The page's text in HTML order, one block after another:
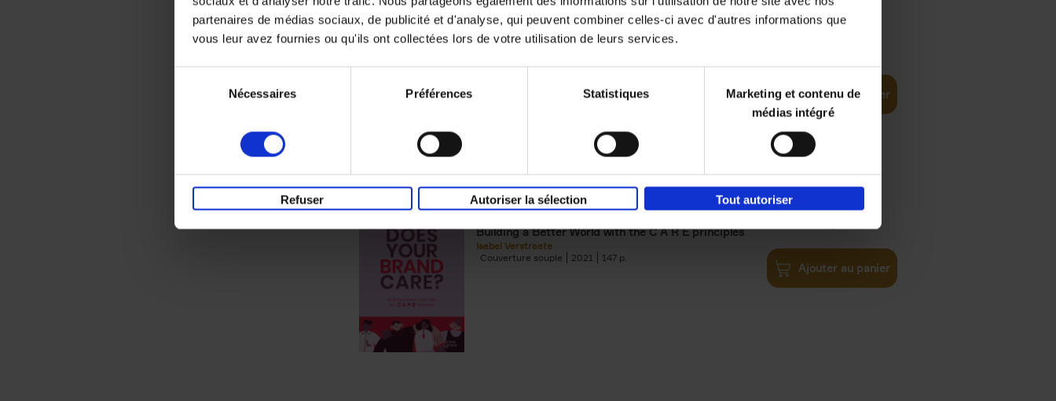
partenaires de médias sociaux, de publicité et d'analyse, qui peuvent combiner celles-ci avec d'autres informations que
vous leur avez fournies ou qu'ils ont collectées lors de votre utilisation de leurs services.
Nécessaires Préférences Statistiques
Marketing et contenu de
médias intégré
Refuser Autoriser la sélection Tout autoriser
Digital marketing like a PRO -
completely revised edition
Ajouter au panier
Does Your Brand Care?
Building a Better World with the C A R E principles
Isabel Verstraete
Couverture souple
2021 147
€34,99
Ajouter au panier